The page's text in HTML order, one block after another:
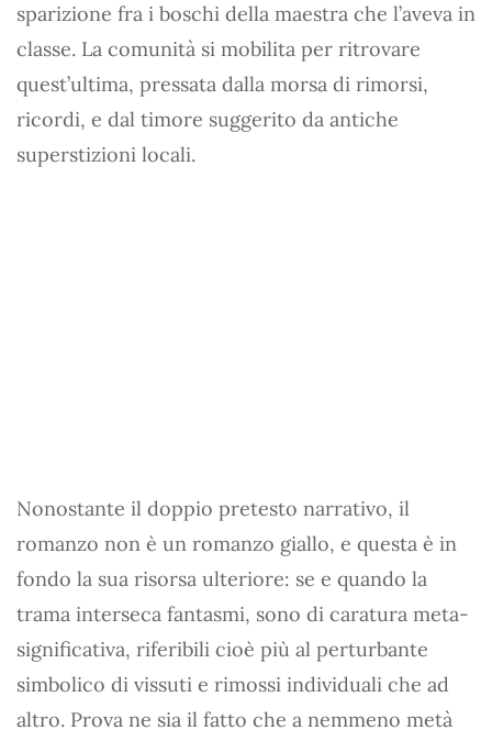
sparizione fra i boschi della maestra che l’aveva in
classe. La comunità si mobilita per ritrovare
quest’ultima, pressata dalla morsa di rimorsi,
ricordi, e dal timore suggerito da antiche
superstizioni locali.
Nonostante il doppio pretesto narrativo, il
romanzo non è un romanzo giallo, e questa è in
fondo la sua risorsa ulteriore: se e quando la
trama interseca fantasmi, sono di caratura meta-
significativa, riferibili cioè più al perturbante
simbolico di vissuti e rimossi individuali che ad
altro. Prova ne sia il fatto che a nemmeno metà